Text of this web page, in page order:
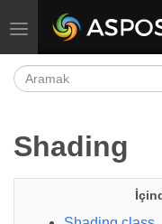
Gezinmeyi aç/kapat
Shading